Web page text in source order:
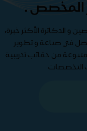
المخصص .
و الدكاترة الأكثر خبرة،
في صناعة و تطوير
من حقائب تدريبية
التخصصات